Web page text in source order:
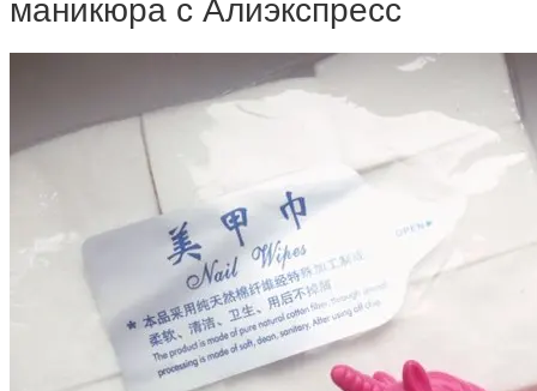
маникюра с Алиэкспресс